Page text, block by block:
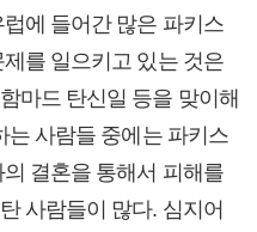
에 들어간 많은 파키스
를 일으키고 있는 것은
마드 탄신일 등을 맞이해
는 사람들 중에는 파키스
결혼을 통해서 피해를
사람들이 많다. 심지어